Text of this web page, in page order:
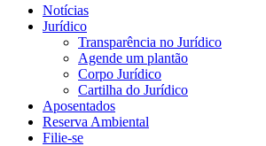
Notícias
Jurídico
Transparência no Jurídico
Agende um plantão
Corpo Jurídico
Cartilha do Jurídico
Aposentados
Reserva Ambiental
Filie-se